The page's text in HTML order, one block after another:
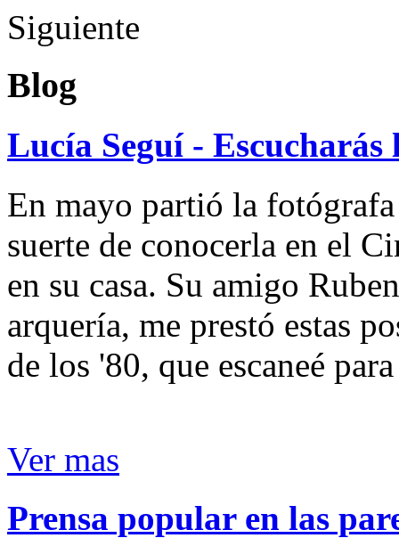
Siguiente
Blog
Lucía Seguí - Escucharás
En mayo partió la
suerte de conocerla en el
en su casa. Su amigo
arquería, me prestó estas
de los '80, que escaneé
Ver mas
Prensa popular en las